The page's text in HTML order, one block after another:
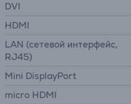
DVI
HDMI
LAN (сетевой интерфейс,
RJ45)
Mini DisplayPort
micro HDMI